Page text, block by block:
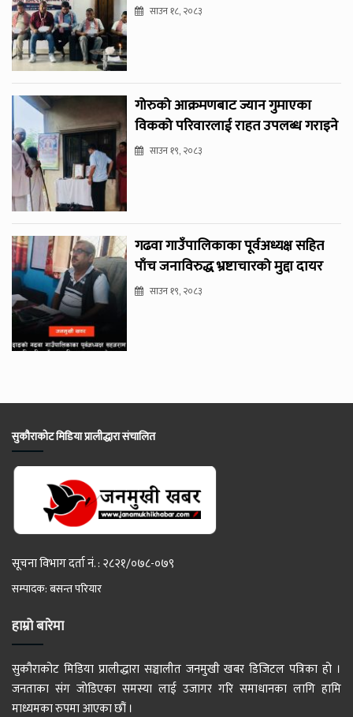
साउन १८, २०८३
गोरुको आक्रमणबाट ज्यान गुमाएका
विकको परिवारलाई राहत उपलब्ध गराइने
साउन १९, २०८३
गढवा गाउँपालिकाका पूर्वअध्यक्ष सहित
पाँच जनाविरुद्ध भ्रष्टाचारको मुद्दा दायर
साउन १९, २०८३
सुकौराकोट मिडिया प्रालीद्धारा संचालित
सूचना विभाग दर्ता नं. : २८२१/०७८-०७९
सम्पादक: बसन्त परियार
हाम्रो बारेमा
सुकौराकोट मिडिया प्रालीद्धारा सञ्चालीत जनमुखी खबर डिजिटल पत्रिका हो ।
जनताका संग जोडिएका समस्या लाई उजागर गरि समाधानका लागि हामि
माध्यमका रुपमा आएका छौं ।